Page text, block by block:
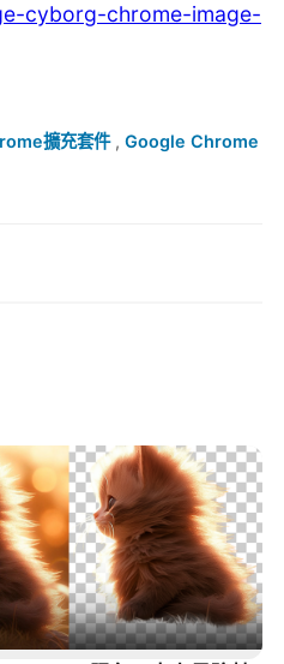
cyborg-chrome-image-
擴充套件, Google Chrome